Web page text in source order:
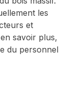
les
et
savoir plus,
du personnel